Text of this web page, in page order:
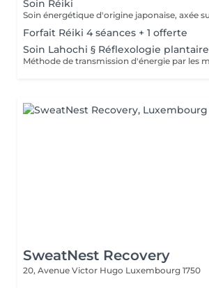
Soin Réiki
Forfait Réiki 4 séances + 1 offerte
Soin Lahochi § Réflexologie plantaire
SweatNest Recovery
20, Avenue Victor Hugo Luxembourg 1750